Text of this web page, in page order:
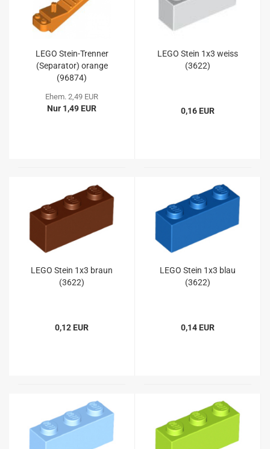
LEGO Stein-Trenner
(Separator) orange
(96874)
Ehem. 2,49 EUR
Nur 1,49 EUR
LEGO Stein 1x3 weiss
(3622)
0,16 EUR
LEGO Stein 1x3 braun
(3622)
0,12 EUR
LEGO Stein 1x3 blau
(3622)
0,14 EUR